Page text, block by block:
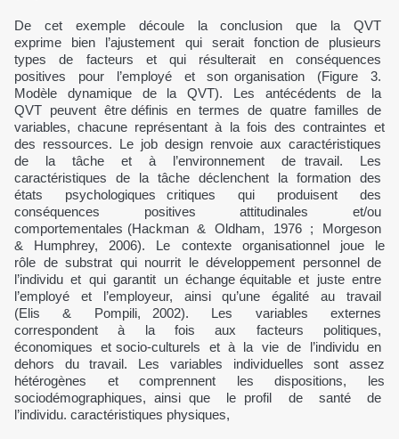
De cet exemple découle la conclusion que la QVT
exprime bien l’ajustement qui serait fonction de plusieurs
types de facteurs et qui résulterait en conséquences
positives pour l’employé et son organisation (Figure 3.
Modèle dynamique de la QVT). Les antécédents de la
QVT peuvent être définis en termes de quatre familles de
variables, chacune représentant à la fois des contraintes et
des ressources. Le job design renvoie aux caractéristiques
de la tâche et à l’environnement de travail. Les
caractéristiques de la tâche déclenchent la formation des
états psychologiques critiques qui produisent des
conséquences positives attitudinales et/ou
comportementales (Hackman & Oldham, 1976 ; Morgeson
& Humphrey, 2006). Le contexte organisationnel joue le
rôle de substrat qui nourrit le développement personnel de
l’individu et qui garantit un échange équitable et juste entre
l’employé et l’employeur, ainsi qu’une égalité au travail
(Elis & Pompili, 2002). Les variables externes
correspondent à la fois aux facteurs politiques,
économiques et socio-culturels et à la vie de l’individu en
dehors du travail. Les variables individuelles sont assez
hétérogènes et comprennent les dispositions, les
sociodémographiques, ainsi que le profil de santé de
l’individu. caractéristiques physiques,